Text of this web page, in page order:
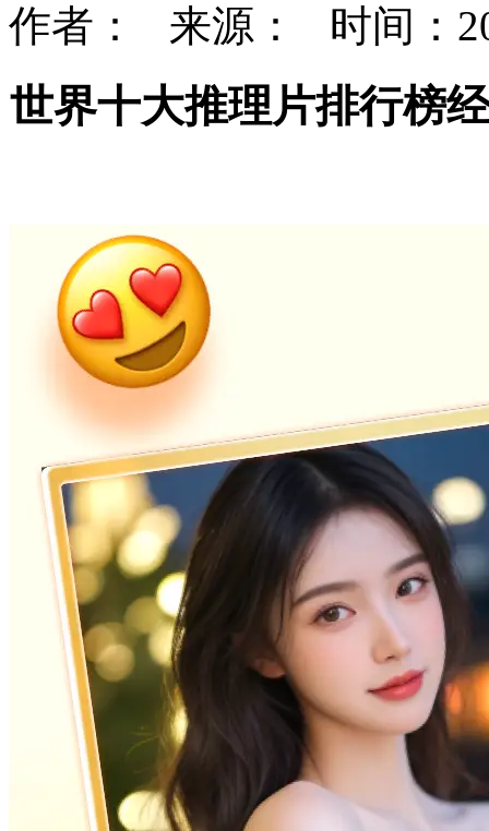
作者： 来源： 时间：
世界十大推理片排行榜